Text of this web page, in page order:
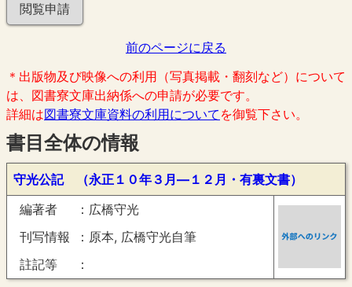
閲覧申請
前のページに戻る
＊出版物及び映像への利用（写真掲載・翻刻など）について
は、図書寮文庫出納係への申請が必要です。
詳細は図書寮文庫資料の利用について を御覧下さい。
書目全体の情報
守光公記 （永正１０年３月―１２月・有裏文書）
編著者
広橋守光
刊写情報
原本, 広橋守光自筆
註記等